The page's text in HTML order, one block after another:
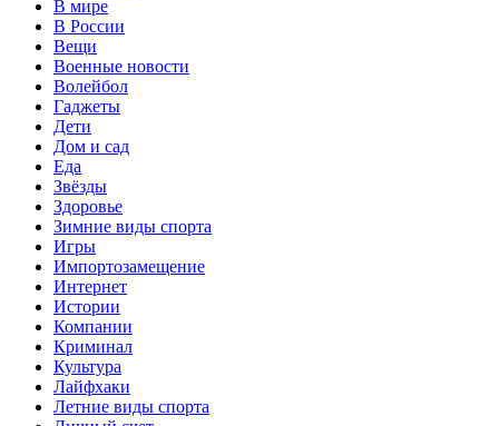
В мире
В России
Вещи
Военные новости
Волейбол
Гаджеты
Дети
Дом и сад
Еда
Звёзды
Здоровье
Зимние виды спорта
Игры
Импортозамещение
Интернет
Истории
Компании
Криминал
Культура
Лайфхаки
Летние виды спорта